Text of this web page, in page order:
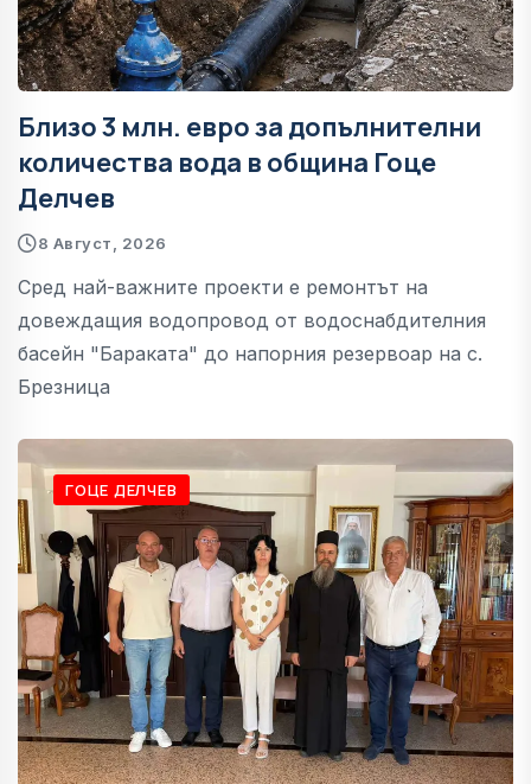
Близо 3 млн. евро за допълнителни
количества вода в община Гоце
Делчев
8 Август, 2026
Сред най-важните проекти е ремонтът на
довеждащия водопровод от водоснабдителния
басейн "Бараката" до напорния резервоар на с.
Брезница
ГОЦЕ ДЕЛЧЕВ